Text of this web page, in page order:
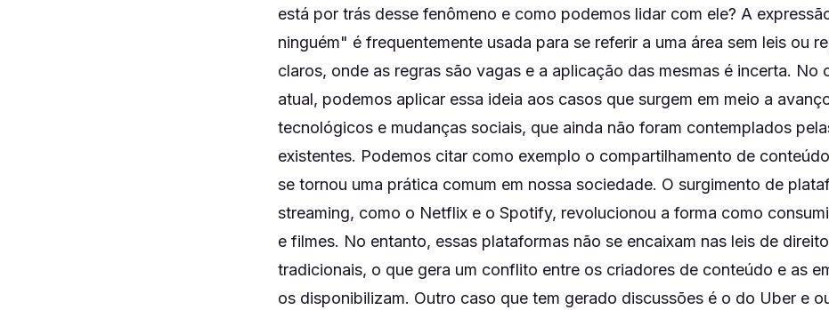
está por trás desse fenômeno e como podemos lidar com ele? A
ninguém" é frequentemente usada para se referir a uma área sem leis ou
claros, onde as regras são vagas e a aplicação das mesmas é incerta. No
atual, podemos aplicar essa ideia aos casos que surgem em meio a
tecnológicos e mudanças sociais, que ainda não foram contemplados
existentes. Podemos citar como exemplo o compartilhamento de
se tornou uma prática comum em nossa sociedade. O surgimento de
streaming, como o Netflix e o Spotify, revolucionou a forma como
e filmes. No entanto, essas plataformas não se encaixam nas leis de
tradicionais, o que gera um conflito entre os criadores de conteúdo e as
os disponibilizam. Outro caso que tem gerado discussões é o do Uber e